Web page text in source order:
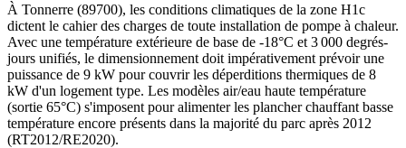
À Tonnerre (89700), les conditions climatiques de la zone H1c
dictent le cahier des charges de toute installation de pompe à chaleur.
Avec une température extérieure de base de -18°C et 3 000 degrés-
jours unifiés, le dimensionnement doit impérativement prévoir une
puissance de 9 kW pour couvrir les déperditions thermiques de 8
kW d'un logement type. Les modèles air/eau haute température
(sortie 65°C) s'imposent pour alimenter les plancher chauffant basse
température encore présents dans la majorité du parc après 2012
(RT2012/RE2020).